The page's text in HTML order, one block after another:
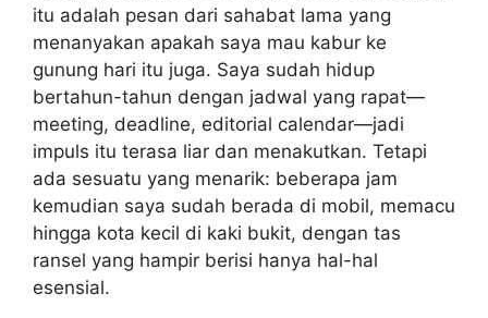
itu adalah pesan dari sahabat lama yang
menanyakan apakah saya mau kabur ke
gunung hari itu juga. Saya sudah hidup
bertahun-tahun dengan jadwal yang rapat—
meeting, deadline, editorial calendar—jadi
impuls itu terasa liar dan menakutkan. Tetapi
ada sesuatu yang menarik: beberapa jam
kemudian saya sudah berada di mobil, memacu
hingga kota kecil di kaki bukit, dengan tas
ransel yang hampir berisi hanya hal-hal
esensial.